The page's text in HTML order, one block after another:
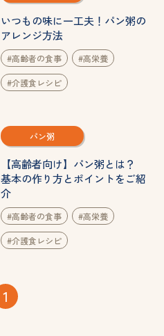
いつもの味に一工夫！パン粥の
アレンジ方法
#高齢者の食事 #高栄養
#介護食レシピ
パン粥
【高齢者向け】パン粥とは？
基本の作り方とポイントをご紹
介
#高齢者の食事 #高栄養
#介護食レシピ
1